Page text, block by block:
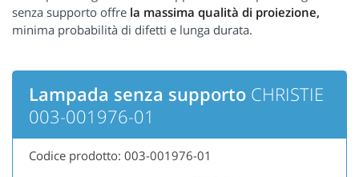
senza supporto offre la massima qualità di proiezione,
minima probabilità di difetti e lunga durata.
Lampada senza supporto CHRISTIE
003-001976-01
Codice prodotto: 003-001976-01